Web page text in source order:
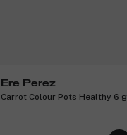
Ere Perez
Carrot Colour Pots Healthy 6 g